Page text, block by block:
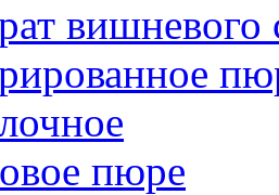
вишневого
пюре